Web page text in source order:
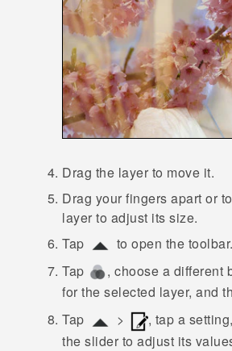
Drag the layer to move it.
Drag your fingers apart or
layer to adjust its size.
Tap
to open the toolbar.
Tap
, choose a different
for the selected layer, and
Tap
>
, tap a
the slider to adjust its